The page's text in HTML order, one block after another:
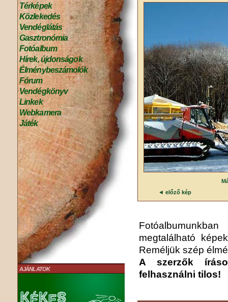
Térképek
Közlekedés
Vendéglátás
Gasztronómia
Fotóalbum
Hírek, újdonságok
Élménybeszámolók
Fórum
Vendégkönyv
Linkek
Webkamera
Játék
AJÁNLATOK
◄ előző kép
megtalálható
Reméljük szép
A szerzők
felhasználni tilos!